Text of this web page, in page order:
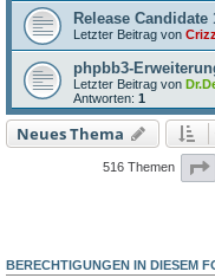
Release
Letzter Beitrag von
phpbb3-
Letzter Beitrag von
Antworten: 1
Neues Thema
516 Themen
BERECHTIGUNGEN IN DIESEM